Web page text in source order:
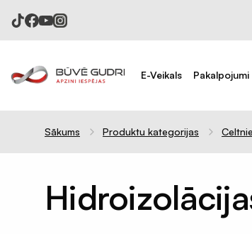
E-Veikals Pakalpojumi
Sākums Produktu kategorijas
Celtniecības plēves
Tvaika barjeras
Pretvēja plēves